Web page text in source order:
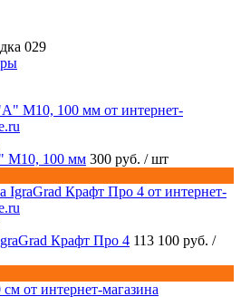
029
M10, 100 мм 300 руб. / шт
Крафт Про 4 113 100 руб. /